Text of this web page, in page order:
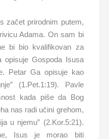
začet prirodnim putem,
Adama. On sam bi
bi bio kvalifikovan za
opisuje Gospoda Isusa
Petar Ga opisuje kao
(1.Pet.1:19). Pavle
kada piše da Bog
nas radi učini grehom,
u njemu” (2.Kor.5:21).
Isus je morao biti